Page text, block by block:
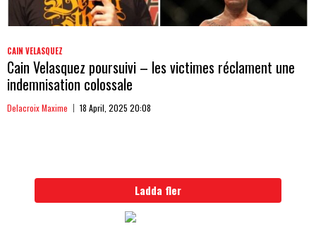
CAIN VELASQUEZ
Cain Velasquez poursuivi – les victimes réclament une
indemnisation colossale
Delacroix Maxime 18 April, 2025 20:08
Ladda fler